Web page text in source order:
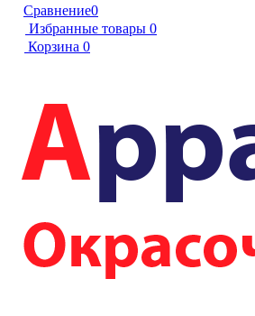
Сравнение0
Избранные товары 0
Корзина 0